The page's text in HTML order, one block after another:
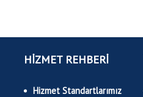
HİZMET REHBERİ
Hizmet Standartlarımız